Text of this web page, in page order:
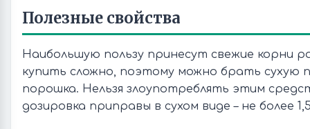
Полезные свойства
Наибольшую пользу принесут свежие корни
купить сложно, поэтому можно брать сухую
порошка. Нельзя злоупотреблять этим
дозировка приправы в сухом виде – не более